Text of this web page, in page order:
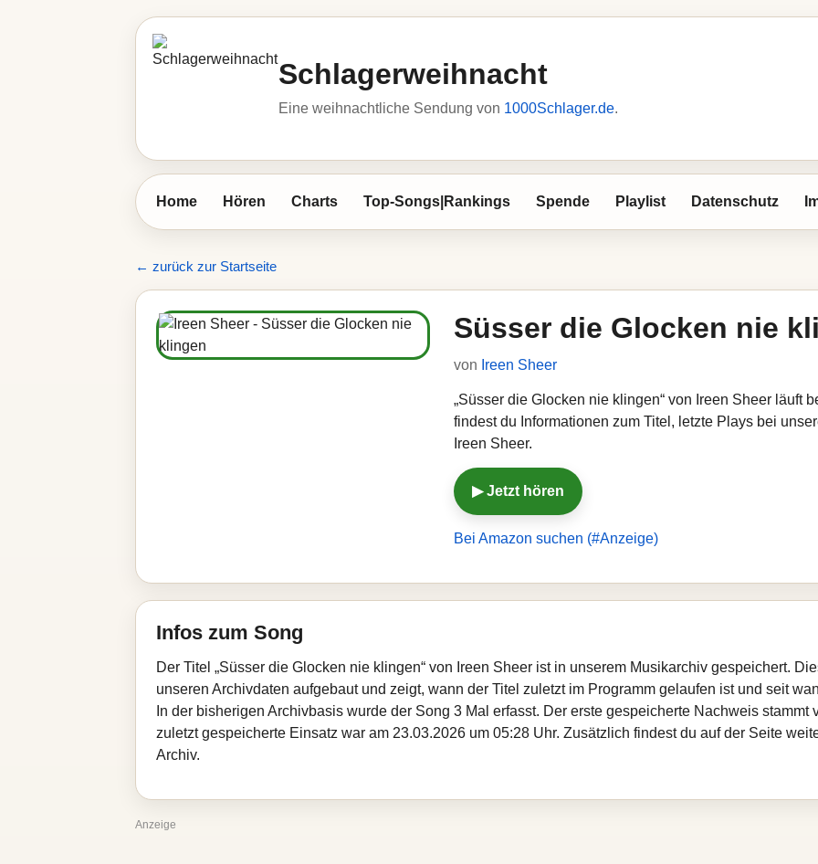
Schlagerweihnacht
Eine weihnachtliche Sendung von 1000Schlager.de.
Home Hören Charts Top-Songs|Rankings Spende Playlist Datenschutz
← zurück zur Startseite
Süsser die Glocken nie
von Ireen Sheer
„Süsser die Glocken nie klingen“ von Ireen Sheer läuft
findest du Informationen zum Titel, letzte Plays bei
Ireen Sheer.
▶ Jetzt hören
Bei Amazon suchen (#Anzeige)
Infos zum Song
Der Titel „Süsser die Glocken nie klingen“ von Ireen Sheer ist in unserem Musikarchiv gespeichert.
unseren Archivdaten aufgebaut und zeigt, wann der Titel zuletzt im Programm gelaufen ist und seit
In der bisherigen Archivbasis wurde der Song 3 Mal erfasst. Der erste gespeicherte Nachweis stammt
zuletzt gespeicherte Einsatz war am 23.03.2026 um 05:28 Uhr. Zusätzlich findest du auf der Seite
Archiv.
Anzeige